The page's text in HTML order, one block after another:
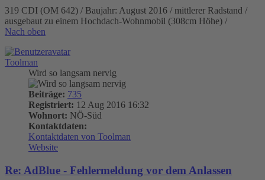
319 CDI (OM 642) / Baujahr: August 2016 / mittlerer Radstand /
ausgebaut zu einem Hochdach-Wohnmobil (308cm Höhe) /
Nach oben
Toolman
Wird so langsam nervig
Beiträge: 735
Registriert: 12 Aug 2016 16:32
Wohnort: NÖ-Süd
Kontaktdaten:
Kontaktdaten von Toolman
Website
Re: AdBlue - Fehlermeldung vor dem Anlassen